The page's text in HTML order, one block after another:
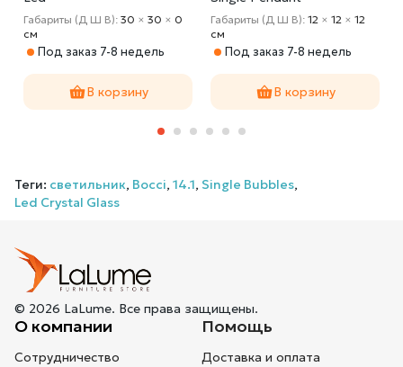
Габариты (Д Ш В): 30 × 30 × 0
cм
Под заказ 7-8 недель
В корзину
Габариты (Д Ш В): 12 × 12 × 12
cм
Под заказ 7-8 недель
В корзину
Теги: светильник, Bocci, 14.1, Single Bubbles,
Led Crystal Glass
© 2026 LaLume. Все права защищены.
О компании
Сотрудничество
Помощь
Доставка и оплата